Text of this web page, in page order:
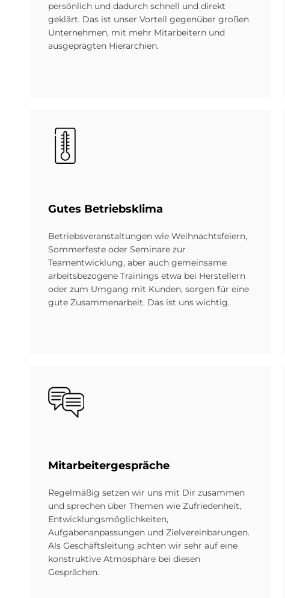
persönlich und dadurch schnell und direkt
geklärt. Das ist unser Vorteil gegenüber großen
Unternehmen, mit mehr Mitarbeitern und
ausgeprägten Hierarchien.
Bild
Gu­tes Be­triebs­kli­ma
Betriebsveranstaltungen wie Weihnachtsfeiern,
Sommerfeste oder Seminare zur
Teamentwicklung, aber auch gemeinsame
arbeitsbezogene Trainings etwa bei Herstellern
oder zum Umgang mit Kunden, sorgen für eine
gute Zusammenarbeit. Das ist uns wichtig.
Bild
Mit­ar­bei­ter­ge­spräche
Regelmäßig setzen wir uns mit Dir zusammen
und sprechen über Themen wie Zufriedenheit,
Entwicklungsmöglichkeiten,
Aufgabenanpassungen und Zielvereinbarungen.
Als Geschäftsleitung achten wir sehr auf eine
konstruktive Atmosphäre bei diesen
Gesprächen.